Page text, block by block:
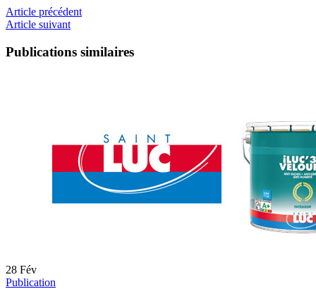
Article précédent
Article suivant
Publications similaires
28 Fév
Publication